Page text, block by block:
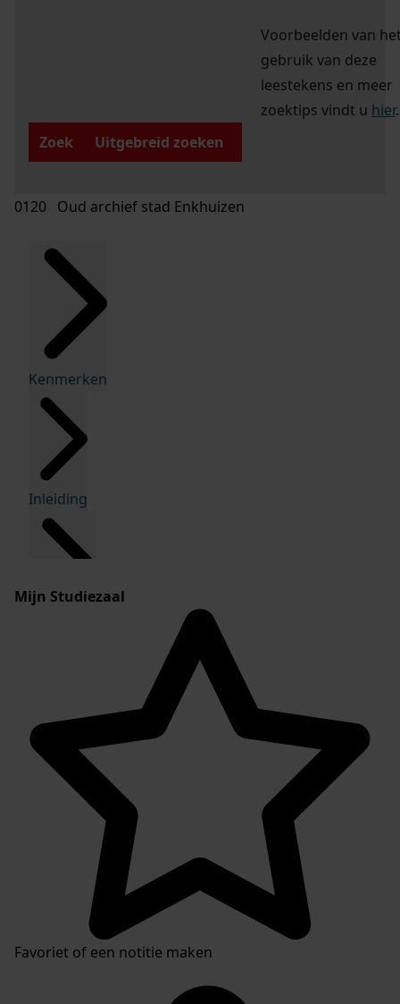
Voorbeelden van
gebruik van deze
leestekens en meer
zoektips vindt u hier.
Zoek
Uitgebreid zoeken
0120 Oud archief stad Enkhuizen
Kenmerken
Inleiding
Mijn Studiezaal
Favoriet of een notitie maken